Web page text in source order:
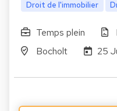
Droit de l'immobilier
Temps plein
Bocholt
25